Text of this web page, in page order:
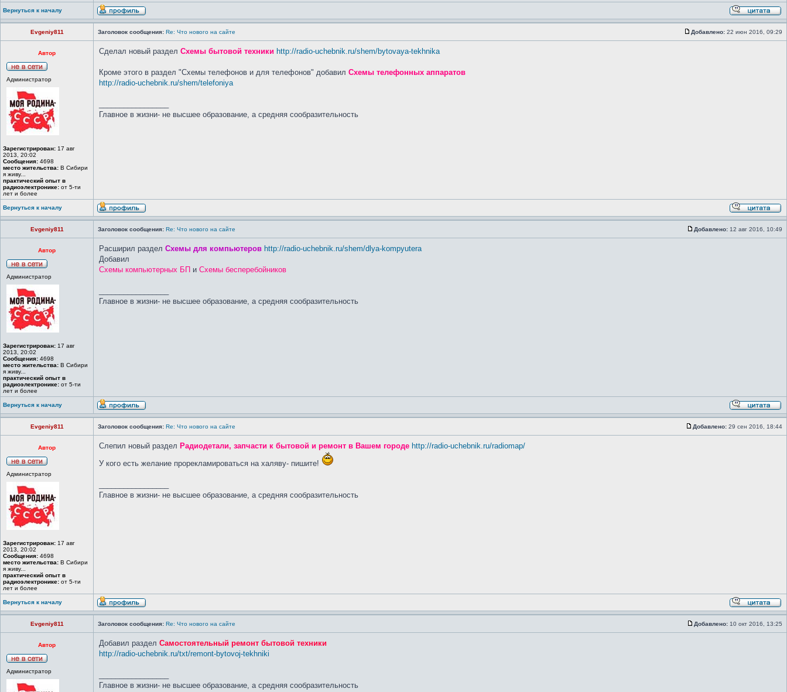
Вернуться к началу
Evgeniy811 Заголовок сообщения: Re: Что нового на сайте Добавлено: 22 июн 2016, 09:29
Автор
Администратор
Зарегистрирован: 17 авг
2013, 20:02
Сообщения: 4698
место жительства: В Сибири
я живу...
практический опыт в
радиоэлектронике: от 5-ти
лет и более
Сделал новый раздел Схемы бытовой техники http://radio-uchebnik.ru/shem/bytovaya-tekhnika
Кроме этого в раздел "Схемы телефонов и для телефонов" добавил Схемы телефонных аппаратов
http://radio-uchebnik.ru/shem/telefoniya
Главное в жизни- не высшее образование, а средняя сообразительность
Вернуться к началу
Evgeniy811 Заголовок сообщения: Re: Что нового на сайте Добавлено: 12 авг 2016, 10:49
Автор
Администратор
Зарегистрирован: 17 авг
2013, 20:02
Сообщения: 4698
место жительства: В Сибири
я живу...
практический опыт в
радиоэлектронике: от 5-ти
лет и более
Расширил раздел Схемы для компьютеров http://radio-uchebnik.ru/shem/dlya-kompyutera
Добавил
Схемы компьютерных БП и Схемы бесперебойников
Главное в жизни- не высшее образование, а средняя сообразительность
Вернуться к началу
Evgeniy811 Заголовок сообщения: Re: Что нового на сайте Добавлено: 29 сен 2016, 18:44
Автор
Администратор
Зарегистрирован: 17 авг
2013, 20:02
Сообщения: 4698
место жительства: В Сибири
я живу...
практический опыт в
радиоэлектронике: от 5-ти
лет и более
Слепил новый раздел Радиодетали, запчасти к бытовой и ремонт в Вашем городе http://radio-uchebnik.ru/radiomap/
У кого есть желание прорекламироваться на халяву- пишите!
Главное в жизни- не высшее образование, а средняя сообразительность
Вернуться к началу
Evgeniy811 Заголовок сообщения: Re: Что нового на сайте Добавлено: 10 окт 2016, 13:25
Автор
Администратор
Добавил раздел Самостоятельный ремонт бытовой техники
http://radio-uchebnik.ru/txt/remont-bytovoj-tekhniki
Главное в жизни- не высшее образование, а средняя сообразительность